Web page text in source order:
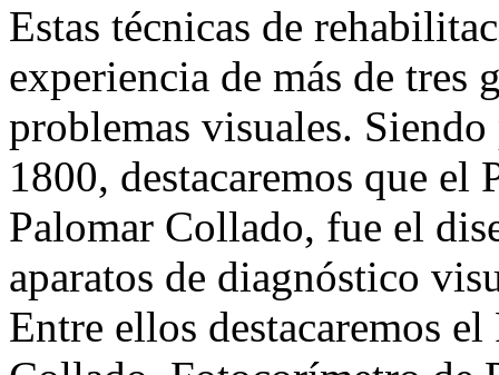
Estas técnicas de
experiencia de más de tres
problemas visuales.
1800, destacaremos que
Palomar Collado, fue el
aparatos de diagnóstico
Entre ellos destacaremos